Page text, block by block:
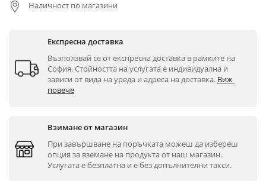
Наличност по магазини
Експресна доставка
Възползвай се от експресна доставка в рамките на
София. Стойността на услугата е индивидуална и
зависи от вида на уреда и адреса на доставка. Виж
повече
Взимане от магазин
При завършване на поръчката можеш да избереш
опция за вземане на продукта от наш магазин.
Услугата е безплатна и е без допълнителни такси.